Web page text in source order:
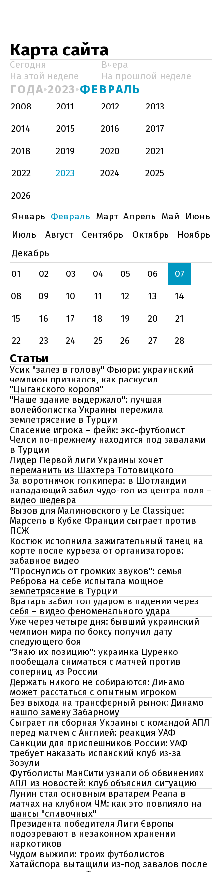
Карта сайта
Сегодня
Вчера
На этой неделе
На прошлой неделе
ГОДА 2023 ФЕВРАЛЬ
2008 2011 2012
2013
2014
2015 2016
2017
2018
2019 2020
2021
2022
2023 2024
2025
2026
Январь Февраль Март Апрель Май
Июнь
Июль
Август Сентябрь Октябрь
Ноябрь
Декабрь
01
02 03 04 05 06
07
08
09 10 11 12 13
14
15
16 17 18 19 20
21
22
23 24 25 26 27 28
Статьи
Усик "залез в голову" Фьюри: украинский
чемпион признался, как раскусил
"Цыганского короля"
"Наше здание выдержало": лучшая
волейболистка Украины пережила
землетрясение в Турции
Спасение игрока – фейк: экс-футболист
Челси по-прежнему находится под завалами
в Турции
Лидер Первой лиги Украины хочет
переманить из Шахтера Тотовицкого
За воротничок голкипера: в Шотландии
нападающий забил чудо-гол из центра поля –
видео шедевра
Вызов для Малиновского у Le Classique:
Марсель в Кубке Франции сыграет против
ПСЖ
Костюк исполнила зажигательный танец на
корте после курьеза от организаторов:
забавное видео
"Проснулись от громких звуков": семья
Реброва на себе испытала мощное
землетрясение в Турции
Вратарь забил гол ударом в падении через
себя – видео феноменального удара
Уже через четыре дня: бывший украинский
чемпион мира по боксу получил дату
следующего боя
"Знаю их позицию": украинка Цуренко
пообещала сниматься с матчей против
соперниц из России
Держать никого не собираются: Динамо
может расстаться с опытным игроком
Без выхода на трансферный рынок: Динамо
нашло замену Забарному
Сыграет ли сборная Украины с командой АПЛ
перед матчем с Англией: реакция УАФ
Санкции для приспешников России: УАФ
требует наказать испанский клуб из-за
Зозули
Футболисты МанСити узнали об обвинениях
АПЛ из новостей: клуб объяснил ситуацию
Лунин стал основным вратарем Реала в
матчах на клубном ЧМ: как это повлияло на
шансы "сливочных"
Президента победителя Лиги Європы
подозревают в незаконном хранении
наркотиков
Чудом выжили: троих футболистов
Хатайспора вытащили из-под завалов после